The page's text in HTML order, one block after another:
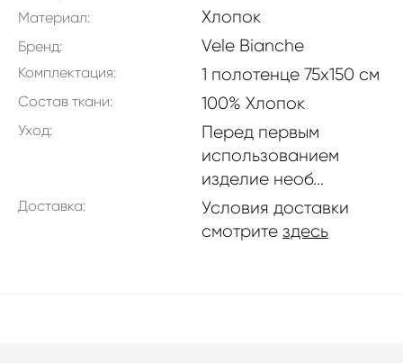
Материал: Хлопок
Бренд: Vele Bianche
Комплектация: 1 полотенце 75х150 см
Состав ткани: 100% Хлопок
Уход:
Перед первым
использованием
изделие необ...
Доставка:
Условия доставки
смотрите здесь